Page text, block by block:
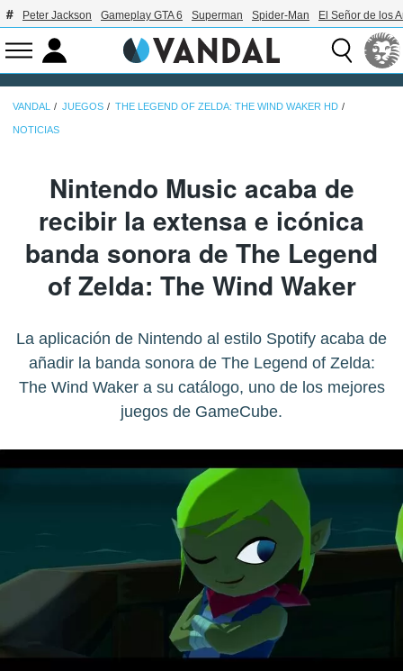
Peter Jackson Gameplay GTA 6 Superman Spider-Man El Señor de los
VANDAL JUEGOS THE LEGEND OF ZELDA: THE WIND WAKER HD
NOTICIAS
Nintendo Music acaba de
recibir la extensa e icónica
banda sonora de The Legend
of Zelda: The Wind Waker
La aplicación de Nintendo al estilo Spotify acaba de
añadir la banda sonora de The Legend of Zelda:
The Wind Waker a su catálogo, uno de los mejores
juegos de GameCube.